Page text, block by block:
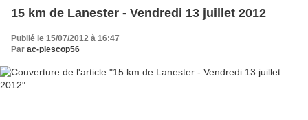
15 km de Lanester - Vendredi 13 juillet 2012
Publié le 15/07/2012 à 16:47
Par ac-plescop56